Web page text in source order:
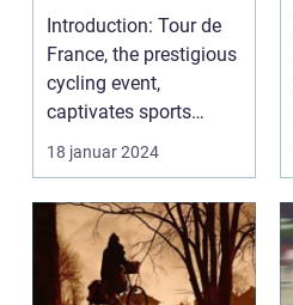
Guide for Cycling
Enthusiasts
Introduction: Tour de
France, the prestigious
cycling event,
captivates sports
enthusiasts worldwid...
18 januar 2024